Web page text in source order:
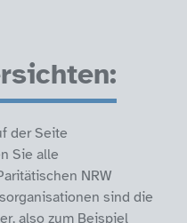
der Seite
Sie alle
NRW
sind die
also zum Beispiel